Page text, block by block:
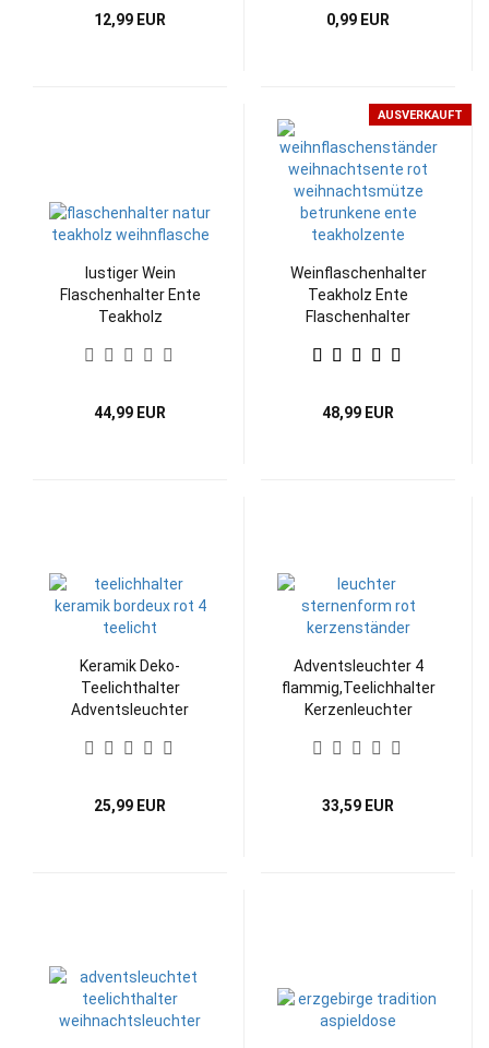
12,99 EUR 0,99 EUR
lustiger Wein
Flaschenhalter Ente
Teakholz
44,99 EUR
AUSVERKAUFT
Weinflaschenhalter
Teakholz Ente
Flaschenhalter
Flaschenständer
48,99 EUR
Keramik Deko-
Teelichthalter
Adventsleuchter
25,99 EUR
Adventsleuchter 4
flammig,Teelichhalter
Kerzenleuchter
33,59 EUR